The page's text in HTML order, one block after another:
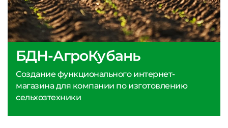
БДН-АгроКубань
Создание функционального интернет-
магазина для компании по изготовлению
сельхозтехники